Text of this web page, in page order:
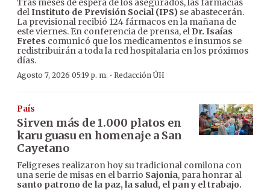
Tras meses de espera de los asegurados, las farmacias
delInstituto de Previsión Social (IPS) se abastecerán.
La previsional recibió 124 fármacos en la mañana de
este viernes. En conferencia de prensa, el Dr. Isaías
Fretes comunicó que los medicamentos e insumos se
redistribuirán a toda la red hospitalaria en los próximos
días.
Agosto 7, 2026 05:19 p. m. · Redacción ÚH
País
Sirven más de 1.000 platos en
karu guasu en homenaje a San
Cayetano
Feligreses realizaron hoy su tradicional comilona con
una serie de misas en el barrio Sajonia, para honrar al
santo patrono de la paz, la salud, el pan y el trabajo.